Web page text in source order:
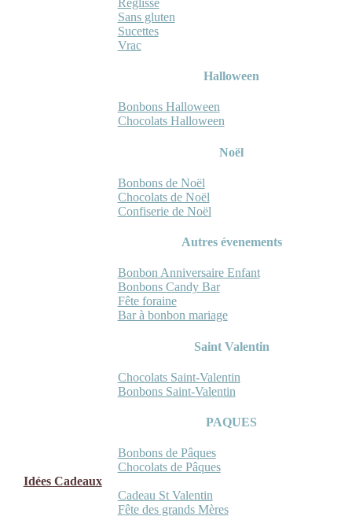
Sans gluten
Sucettes
Vrac
Halloween
Bonbons Halloween
Chocolats Halloween
Noël
Bonbons de Noël
Chocolats de Noël
Confiserie de Noël
Autres évenements
Bonbon Anniversaire Enfant
Bonbons Candy Bar
Fête foraine
Bar à bonbon mariage
Saint Valentin
Chocolats Saint-Valentin
Bonbons Saint-Valentin
PAQUES
Bonbons de Pâques
Chocolats de Pâques
Idées Cadeaux
Cadeau St Valentin
Fête des grands Mères